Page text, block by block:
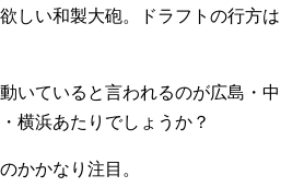
しい和製大砲。ドラフトの行方は
いていると言われるのが広島・中
横浜あたりでしょうか？
かかなり注目。